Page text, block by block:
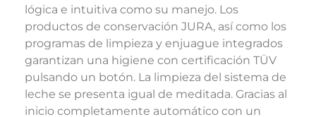
lógica e intuitiva como su manejo. Los
productos de conservación JURA, así como los
programas de limpieza y enjuague integrados
garantizan una higiene con certificación TÜV
pulsando un botón. La limpieza del sistema de
leche se presenta igual de meditada. Gracias al
inicio completamente automático con un